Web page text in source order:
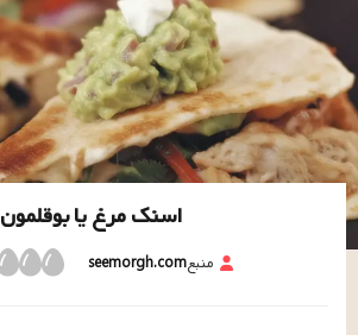
اسنک مرغ یا بوقلمون
منبعseemorgh.com